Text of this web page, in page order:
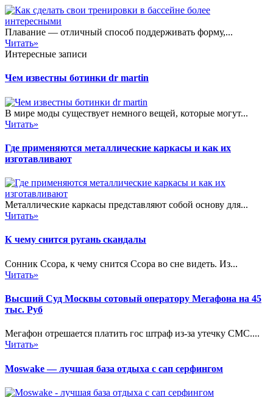
Плавание — отличный способ поддерживать форму,...
Читать»
Интересные записи
Чем известны ботинки dr martin
В мире моды существует немного вещей, которые могут...
Читать»
Где применяются металлические каркасы и как их
изготавливают
Металлические каркасы представляют собой основу для...
Читать»
К чему снится ругань скандалы
Сонник Ссора, к чему снится Ссора во сне видеть. Из...
Читать»
Высший Суд Москвы сотовый оператору Мегафона на 45
тыс. Руб
Мегафон отрешается платить гос штраф из-за утечку СМС....
Читать»
Moswake — лучшая база отдыха с сап серфингом